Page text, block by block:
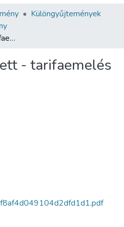
Különgyűjtemények
Reformok helyett - tarifaemelés
- tarifaemelés